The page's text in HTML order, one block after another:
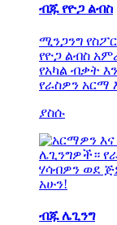
ብጁ የዮጋ ልብስ
ሚንጋንግ
የዮጋ ልብስ
የአካል ብቃት
የራስዎን አርማ
ያስሱ
ብጁ ሌጊንግ